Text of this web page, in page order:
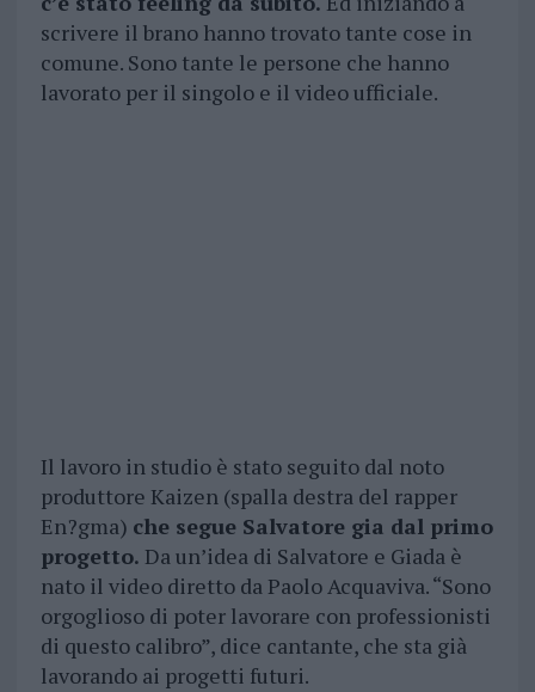
scrivere il brano hanno trovato tante cose in
comune. Sono tante le persone che hanno
lavorato per il singolo e il video ufficiale.
Il lavoro in studio è stato seguito dal noto
produttore Kaizen (spalla destra del rapper
En?gma) che segue Salvatore gia dal primo
progetto. Da un’idea di Salvatore e Giada è
nato il video diretto da Paolo Acquaviva. “Sono
orgoglioso di poter lavorare con professionisti
di questo calibro”, dice cantante, che sta già
lavorando ai progetti futuri.